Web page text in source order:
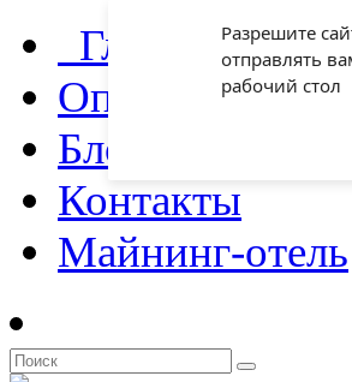
Разрешите
отправлять
рабочий стол
Главная
Оплата и
Блог
Контакты
Майнинг-отель